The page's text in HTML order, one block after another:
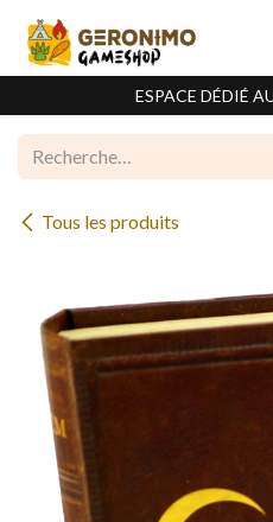
ESPACE DÉDIÉ
Tous les produits